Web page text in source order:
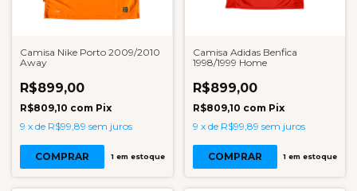
Camisa Nike Porto 2009/2010
Away
R$899,00
R$809,10 com Pix
9 x de R$99,89 sem juros
COMPRAR 1em estoque
Camisa Adidas Benfica
1998/1999 Home
R$899,00
R$809,10 com Pix
9 x de R$99,89 sem juros
COMPRAR 1 em estoque